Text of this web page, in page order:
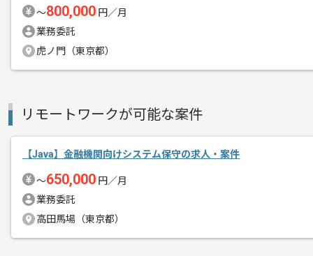
作業開始日
エージェントからのコ
メント
〜800,000 円／月
業務委託
虎ノ門（東京都）
リモートワークが可能な案件
【Java】金融機関向けシステム保守の求人・案件
〜650,000 円／月
業務委託
高田馬場（東京都）